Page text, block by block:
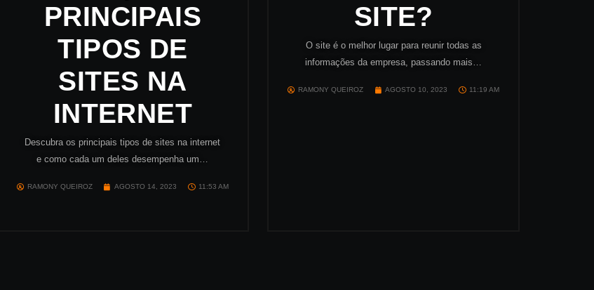
PRINCIPAIS
TIPOS DE
SITES NA
INTERNET
Descubra os principais tipos de sites na internet
e como cada um deles desempenha um…
RAMONY QUEIROZ AGOSTO 14, 2023 11:53 AM
SITE?
O site é o melhor lugar para reunir todas as
informações da empresa, passando mais…
RAMONY QUEIROZ AGOSTO 10, 2023 11:19 AM